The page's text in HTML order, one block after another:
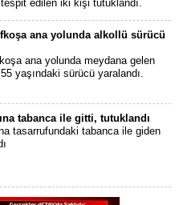
tespit edilen iki kişi tutuklandı.
ana yolunda alkollü sürücü
ana yolunda meydana gelen
yaşındaki sürücü yaralandı.
tabanca ile gitti, tutuklandı
tasarrufundaki tabanca ile giden